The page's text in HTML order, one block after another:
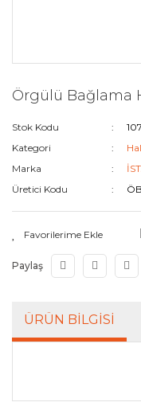
Örgülü Bağlama
Stok Kodu
Kategori
Marka
Üretici Kodu
Paylaş
ÜRÜN BILGISI
Bu ürünün fiyat